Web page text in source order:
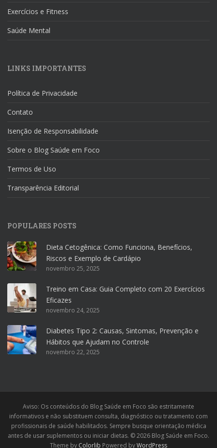
Exercícios e Fitness
Saúde Mental
LINKS IMPORTANTES
Política de Privacidade
Contato
Isenção de Responsabilidade
Sobre o Blog Saúde em Foco
Termos de Uso
Transparência Editorial
POPULARES POSTS
Dieta Cetogênica: Como Funciona, Benefícios,
Riscos e Exemplo de Cardápio
novembro 25, 2025
Treino em Casa: Guia Completo com 20 Exercícios
Eficazes
novembro 24, 2025
Diabetes Tipo 2: Causas, Sintomas, Prevenção e
Hábitos que Ajudam no Controle
novembro 22, 2025
Aviso: Os conteúdos do Blog Saúde em Foco são estritamente
informativos e não substituem consulta, diagnóstico ou tratamento com
profissionais de saúde habilitados. Sempre busque orientação médica
antes de usar suplementos ou iniciar dietas. © 2026 Blog Saúde em Foco.
Theme by Colorlib Powered byWordPress